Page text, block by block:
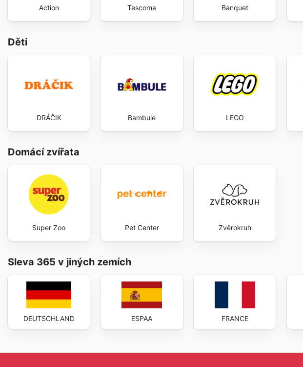
Action Tescoma Banquet
Děti
DRÁČIK Bambule LEGO
Domácí zvířata
Super Zoo Pet Center Zvěrokruh
Sleva 365 v jiných zemích
DEUTSCHLAND ESPAA FRANCE